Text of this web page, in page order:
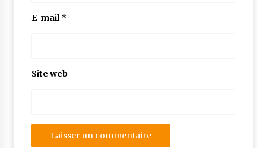
E-mail*
Site web